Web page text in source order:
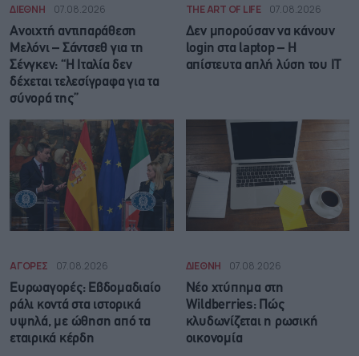
ΔΙΕΘΝΗ 07.08.2026
Ανοιχτή αντιπαράθεση
Μελόνι – Σάντσεθ για τη
Σένγκεν: “Η Ιταλία δεν
δέχεται τελεσίγραφα για τα
σύνορά της”
THE ART OF LIFE 07.08.2026
Δεν μπορούσαν να κάνουν
login στα laptop – Η
απίστευτα απλή λύση του IT
ΑΓΟΡΕΣ 07.08.2026
Ευρωαγορές: Εβδομαδιαίο
ράλι κοντά στα ιστορικά
υψηλά, με ώθηση από τα
εταιρικά κέρδη
ΔΙΕΘΝΗ 07.08.2026
Νέο χτύπημα στη
Wildberries: Πώς
κλυδωνίζεται η ρωσική
οικονομία